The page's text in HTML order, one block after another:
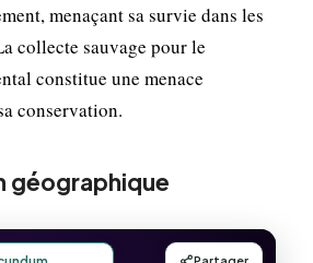
menaçant sa survie dans les
collecte sauvage pour le
constitue une menace
conservation.
géographique